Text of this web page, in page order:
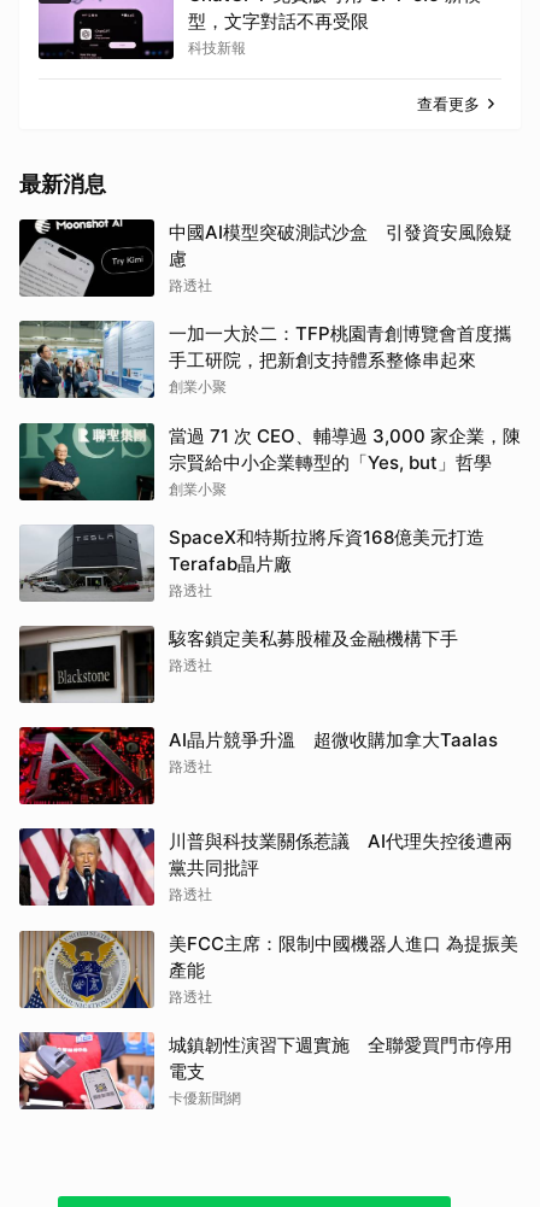
型，文字對話不再受限
科技新報
查看更多
最新消息
中國AI模型突破測試沙盒 引發資安風險疑
慮
路透社
一加一大於二：TFP桃園青創博覽會首度攜
手工研院，把新創支持體系整條串起來
創業小聚
當過 71 次 CEO、輔導過 3,000 家企業，陳
宗賢給中小企業轉型的「Yes, but」哲學
創業小聚
SpaceX和特斯拉將斥資168億美元打造
Terafab晶片廠
路透社
駭客鎖定美私募股權及金融機構下手
路透社
AI晶片競爭升溫 超微收購加拿大Taalas
路透社
川普與科技業關係惹議 AI代理失控後遭兩
黨共同批評
路透社
美FCC主席：限制中國機器人進口 為提振美
產能
路透社
城鎮韌性演習下週實施 全聯愛買門市停用
電支
卡優新聞網